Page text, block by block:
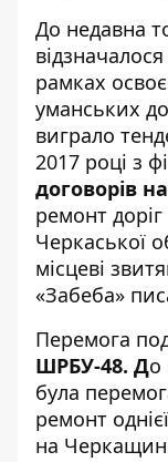
До недавна
рамках
уманських
виграло
2017 році з
договорів
ремонт
Черкаської
місцеві
«Забеба»
Перемога
ШРБУ-48. До
була
ремонт
на